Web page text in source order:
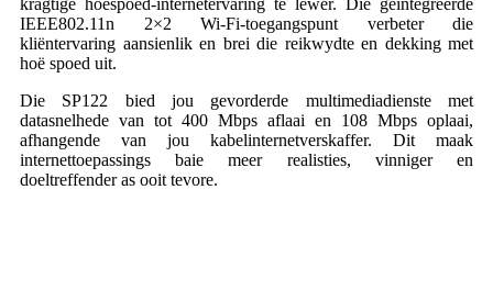
kragtige hoëspoed-internetervaring te lewer. Die geïntegreerde
IEEE802.11n 2×2 Wi-Fi-toegangspunt verbeter die
kliëntervaring aansienlik en brei die reikwydte en dekking met
hoë spoed uit.
Die SP122 bied jou gevorderde multimediadienste met
datasnelhede van tot 400 Mbps aflaai en 108 Mbps oplaai,
afhangende van jou kabelinternetverskaffer. Dit maak
internettoepassings baie meer realisties, vinniger en
doeltreffender as ooit tevore.